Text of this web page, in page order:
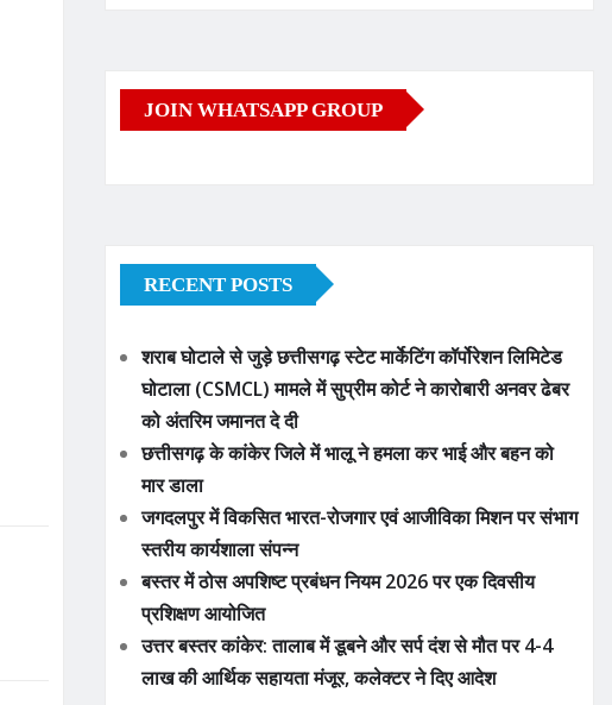
JOIN WHATSAPP GROUP
RECENT POSTS
शराब घोटाले से जुड़े छत्तीसगढ़ स्टेट मार्केटिंग कॉर्पोरेशन लिमिटेड
घोटाला (CSMCL) मामले में सुप्रीम कोर्ट ने कारोबारी अनवर ढेबर
को अंतरिम जमानत दे दी
छत्तीसगढ़ के कांकेर जिले में भालू ने हमला कर भाई और बहन को
मार डाला
जगदलपुर में विकसित भारत-रोजगार एवं आजीविका मिशन पर संभाग
स्तरीय कार्यशाला संपन्न
बस्तर में ठोस अपशिष्ट प्रबंधन नियम 2026 पर एक दिवसीय
प्रशिक्षण आयोजित
उत्तर बस्तर कांकेर: तालाब में डूबने और सर्प दंश से मौत पर 4-4
लाख की आर्थिक सहायता मंजूर, कलेक्टर ने दिए आदेश